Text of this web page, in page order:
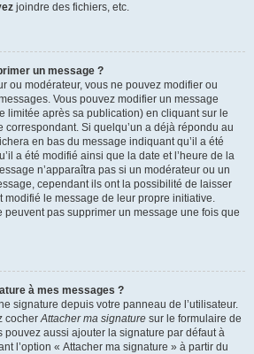
joindre des fichiers, etc.
un message ?
ou modérateur, vous ne pouvez modifier ou
Vous pouvez modifier un message
limitée après sa publication) en cliquant sur le
correspondant. Si quelqu’un a déjà répondu au
en bas du message indiquant qu’il a été
a été modifié ainsi que la date et l’heure de la
n’apparaîtra pas si un modérateur ou un
cependant ils ont la possibilité de laisser
modifié le message de leur propre initiative.
peuvent pas supprimer un message une fois que
à mes messages ?
signature depuis votre panneau de l’utilisateur.
cocherAttacher ma signature sur le formulaire de
pouvez aussi ajouter la signature par défaut à
l’option « Attacher ma signature » à partir du